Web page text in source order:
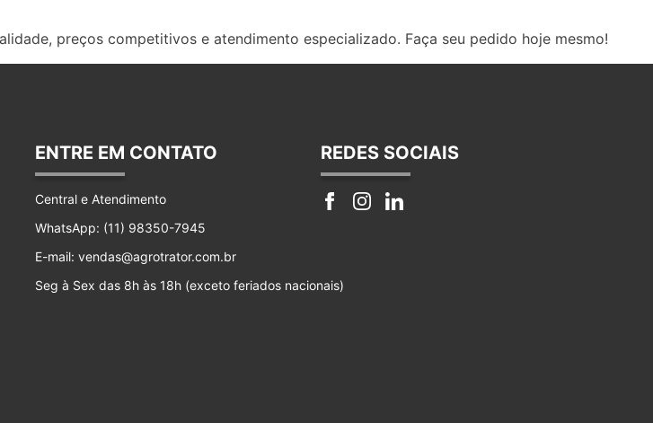
preços competitivos e atendimento especializado. Faça seu pedido hoje mesmo!
ENTRE EM CONTATO
Central e Atendimento
WhatsApp: (11) 98350-7945
E-mail: vendas@agrotrator.com.br
Seg à Sex das 8h às 18h (exceto feriados nacionais)
REDES SOCIAIS